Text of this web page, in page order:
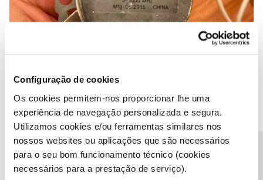
Configuração de cookies
Os cookies permitem-nos proporcionar lhe uma
experiência de navegação personalizada e segura.
Utilizamos cookies e/ou ferramentas similares nos
nossos websites ou aplicações que são necessários
para o seu bom funcionamento técnico (cookies
necessários para a prestação de serviço).